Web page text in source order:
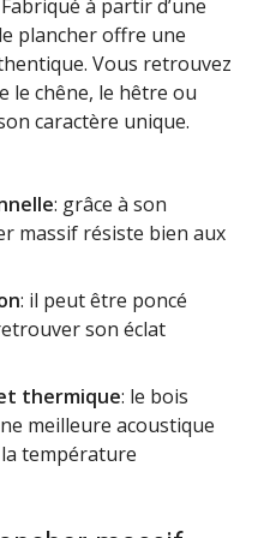
à partir d’une
plancher offre une
Vous retrouvez
le chêne, le hêtre ou
caractère unique.
: grâce à son
massif résiste bien aux
: il peut être poncé
son éclat
thermique: le bois
meilleure acoustique
température